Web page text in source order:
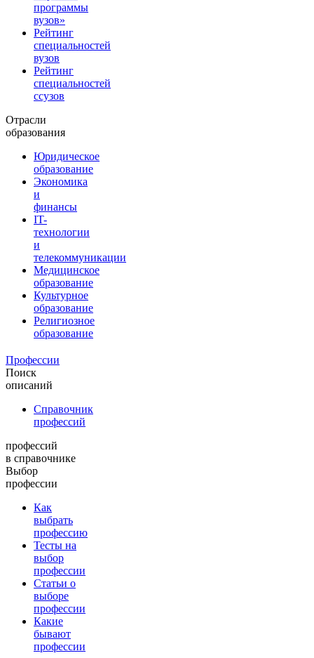
программы
вузов»
Рейтинг
специальностей
вузов
Рейтинг
специальностей
ссузов
Отрасли
образования
Юридическое
образование
Экономика
и
финансы
IT-
технологии
и
телекоммуникации
Медицинское
образование
Культурное
образование
Религиозное
образование
Профессии
Поиск
описаний
Справочник
профессий
профессий
в справочнике
Выбор
профессии
Как
выбрать
профессию
Тесты на
выбор
профессии
Статьи о
выборе
профессии
Какие
бывают
профессии